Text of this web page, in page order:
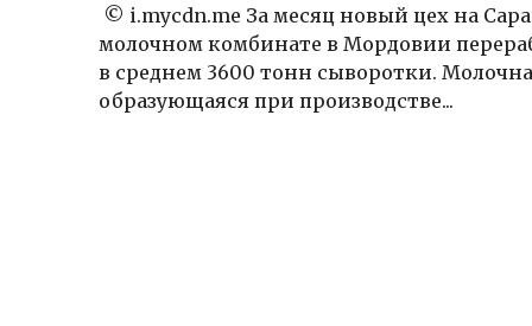
© i.mycdn.me За месяц новый цех на
молочном комбинате в Мордовии
в среднем 3600 тонн сыворотки.
образующаяся при производстве...